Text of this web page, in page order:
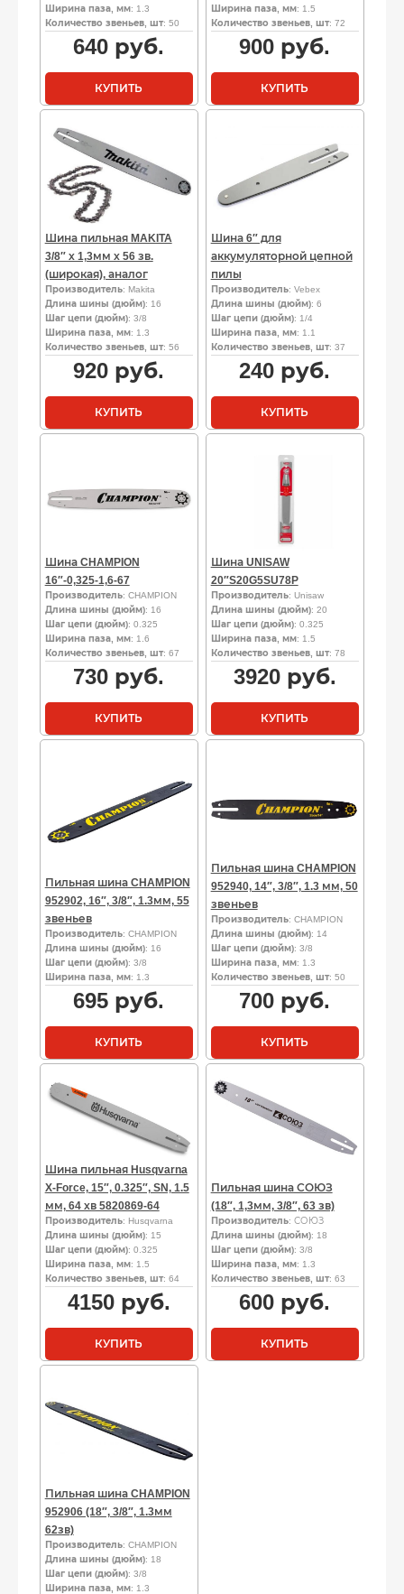
Ширина паза, мм: 1.3
Количество звеньев, шт: 50
640 руб.
КУПИТЬ
Ширина паза, мм: 1.5
Количество звеньев, шт: 72
900 руб.
КУПИТЬ
Шина пильная MAKITA
3/8″ х 1,3мм х 56 зв.
(широкая), аналог
Производитель: Makita
Длина шины (дюйм): 16
Шаг цепи (дюйм): 3/8
Ширина паза, мм: 1.3
Количество звеньев, шт: 56
920 руб.
КУПИТЬ
Шина 6″ для
аккумуляторной цепной
пилы
Производитель: Vebex
Длина шины (дюйм): 6
Шаг цепи (дюйм): 1/4
Ширина паза, мм: 1.1
Количество звеньев, шт: 37
240 руб.
КУПИТЬ
Шина CHAMPION
16″-0,325-1,6-67
Производитель: CHAMPION
Длина шины (дюйм): 16
Шаг цепи (дюйм): 0.325
Ширина паза, мм: 1.6
Количество звеньев, шт: 67
730 руб.
КУПИТЬ
Шина UNISAW
20″S20G5SU78P
Производитель: Unisaw
Длина шины (дюйм): 20
Шаг цепи (дюйм): 0.325
Ширина паза, мм: 1.5
Количество звеньев, шт: 78
3920руб.
КУПИТЬ
Пильная шина CHAMPION
952902, 16″, 3/8″, 1.3мм, 55
звеньев
Производитель: CHAMPION
Длина шины (дюйм): 16
Шаг цепи (дюйм): 3/8
Ширина паза, мм: 1.3
695 руб.
КУПИТЬ
Пильная шина CHAMPION
952940, 14″, 3/8″, 1.3 мм, 50
звеньев
Производитель: CHAMPION
Длина шины (дюйм): 14
Шаг цепи (дюйм): 3/8
Ширина паза, мм: 1.3
Количество звеньев, шт: 50
700 руб.
КУПИТЬ
Шина пильная Husqvarna
X-Force, 15″, 0.325″, SN, 1.5
мм, 64 хв 5820869-64
Производитель: Husqvarna
Длина шины (дюйм): 15
Шаг цепи (дюйм): 0.325
Ширина паза, мм: 1.5
Количество звеньев, шт: 64
4150руб.
КУПИТЬ
Пильная шина СОЮЗ
(18″, 1,3мм, 3/8″, 63 зв)
Производитель: СОЮЗ
Длина шины (дюйм): 18
Шаг цепи (дюйм): 3/8
Ширина паза, мм: 1.3
Количество звеньев, шт: 63
600 руб.
КУПИТЬ
Пильная шина CHAMPION
952906 (18″, 3/8″, 1.3мм
62зв)
Производитель: CHAMPION
Длина шины (дюйм): 18
Шаг цепи (дюйм): 3/8
Ширина паза, мм: 1.3